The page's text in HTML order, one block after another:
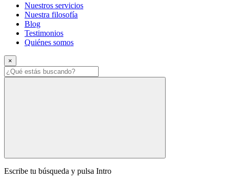
Nuestros servicios
Nuestra filosofía
Blog
Testimonios
Quiénes somos
×
Escribe tu búsqueda y pulsa Intro